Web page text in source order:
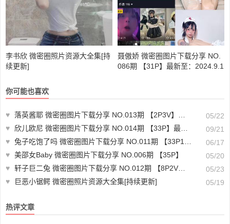
李书欣 微密圈照片资源大全集[持
续更新]
聂傲娇 微密圈图片下载分享 NO.
086期 【31P】最新至：2024.9.1
你可能也喜欢
♥ 落英酱耶 微密圈图片下载分享 NO.013期 【2P3V】最新至：2023.9.27
05/22
♥
欣儿欧尼 微密圈图片下载分享 NO.014期 【33P】最新至：2024.9.14
09/21
♥ 兔子吃饱了吗 微密圈图片下载分享 NO.011期 【33P1V】最新至：2024.11.24
06/17
♥ 美邵女Baby 微密圈图片下载分享 NO.006期 【35P】
05/20
♥ 轩子巨二兔 微密圈图片下载分享 NO.012期 【8P2V】最新至：2023.11.14
05/23
♥
巨恶小锯鳄 微密圈照片资源大全集[持续更新] 05/19
热评文章